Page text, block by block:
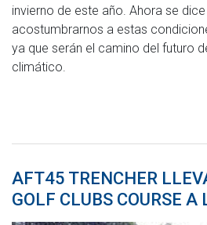
invierno de este año. Ahora se
acostumbrarnos a estas
ya que serán el camino del futuro
climático.
AFT45 TRENCHER
GOLF CLUBS COURSE A